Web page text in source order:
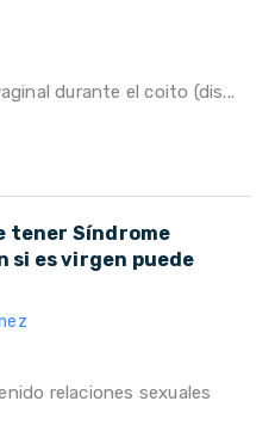
durante el coito (dis...
tener Síndrome
si es virgen puede
relaciones sexuales